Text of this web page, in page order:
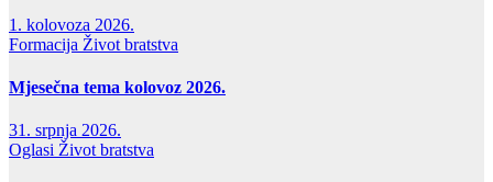
1. kolovoza 2026.
Formacija Život bratstva
Mjesečna tema kolovoz 2026.
31. srpnja 2026.
Oglasi Život bratstva